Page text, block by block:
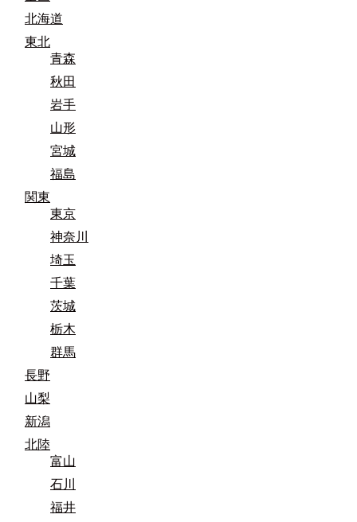
北海道
東北
青森
秋田
岩手
山形
宮城
福島
関東
東京
神奈川
埼玉
千葉
茨城
栃木
群馬
長野
山梨
新潟
北陸
富山
石川
福井